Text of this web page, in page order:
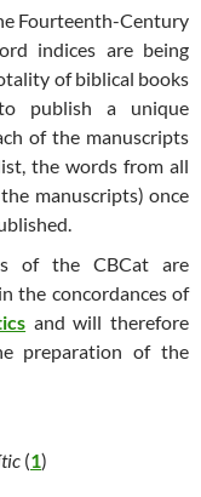
Fourteenth-Century
indices are being
of biblical books
publish a unique
of the manuscripts
the words from all
manuscripts) once
of the CBCat are
the concordances of
and will therefore
preparation of the
(1)